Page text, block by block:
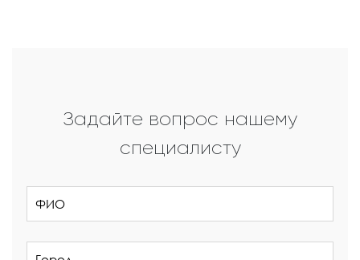
Задайте вопрос нашему
специалисту